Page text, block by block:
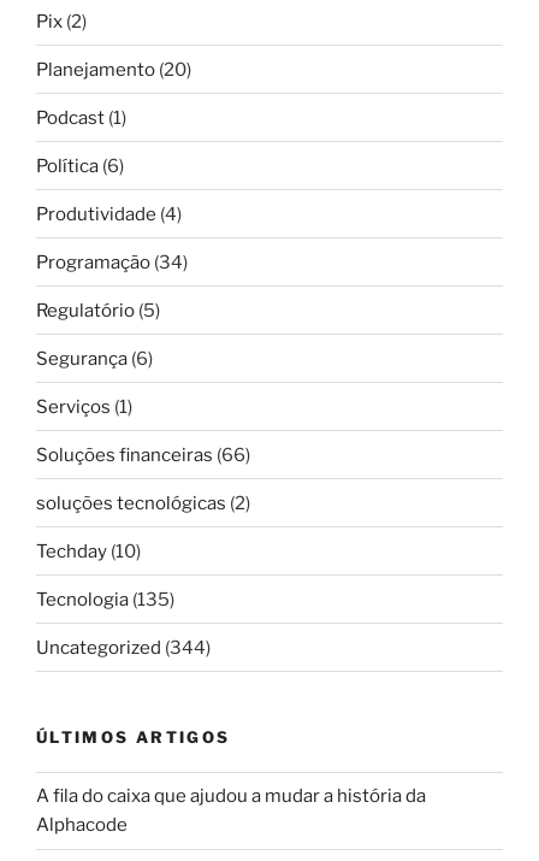
Pix (2)
Planejamento (20)
Podcast (1)
Política (6)
Produtividade (4)
Programação (34)
Regulatório (5)
Segurança (6)
Serviços (1)
Soluções financeiras (66)
soluções tecnológicas (2)
Techday (10)
Tecnologia (135)
Uncategorized (344)
ÚLTIMOS ARTIGOS
A fila do caixa que ajudou a mudar a história da
Alphacode